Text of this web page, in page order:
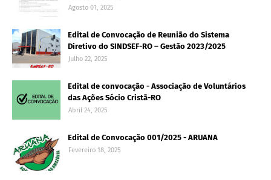
Agosto 01, 2025
Edital de Convocação de Reunião do Sistema
Diretivo do SINDSEF-RO – Gestão 2023/2025
Julho 22, 2025
Edital de convocação - Associação de Voluntários
das Ações Sócio Cristã-RO
Abril 24, 2025
Edital de Convocação 001/2025 - ARUANA
Fevereiro 18, 2025